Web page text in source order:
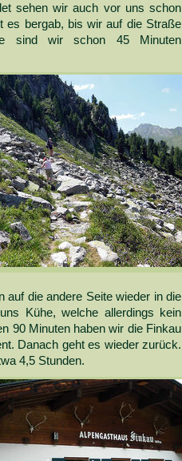
sehen wir auch vor uns schon
es bergab, bis wir auf die Straße
sind wir schon 45 Minuten
auf die andere Seite wieder in die
Kühe, welche allerdings kein
90 Minuten haben wir die Finkau
Danach geht es wieder zurück.
4,5 Stunden.